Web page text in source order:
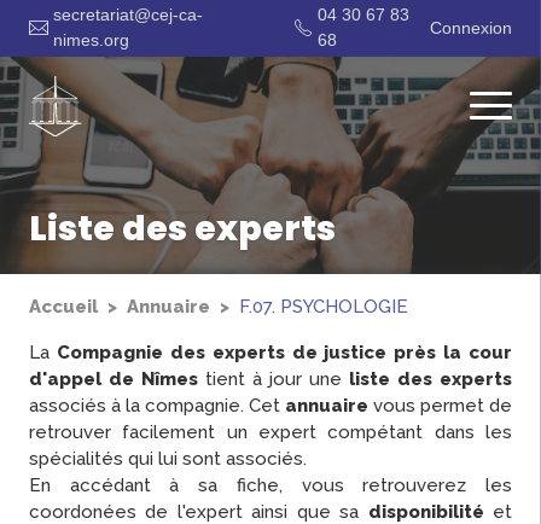
secretariat@cej-ca-
nimes.org
04 30 67 83
68
Connexion
Liste des experts
Accueil Annuaire F.07. PSYCHOLOGIE
La Compagnie des experts de justice près la cour
d'appel de Nîmes tient à jour une liste des experts
associés à la compagnie. Cet annuaire vous permet de
retrouver facilement un expert compétant dans les
spécialités qui lui sont associés.
En accédant à sa fiche, vous retrouverez les
coordonées de l'expert ainsi que sa disponibilité et